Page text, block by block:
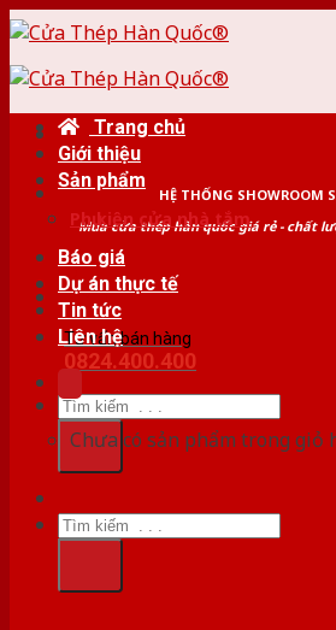
Skip
content
HỆ THỐNG SHOWROOM
Mua cửa thép hàn quốc giá rẻ - chất
Tư vấn bán hàng
0824.400.400
Tìm
kiếm:
Trang chủ
Giới thiệu
Sản phẩm
Phụ kiện cửa nhà tắm
Báo giá
Dự án thực tế
Tin tức
Liên hệ
Chưa có sản phẩm trong giỏ
Tìm
kiếm: